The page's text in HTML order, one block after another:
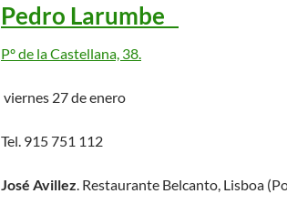
Pedro Larumbe
Pº de la Castellana, 38.
viernes 27 de enero
Tel. 915 751 112
José Avillez. Restaurante Belcanto, Lisboa